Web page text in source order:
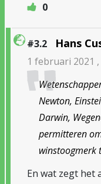
0
#3.2 Hans
1 februari 2021 ,
Newton,
Darwin,
permitteren
winstoogmerk
En wat zegt het